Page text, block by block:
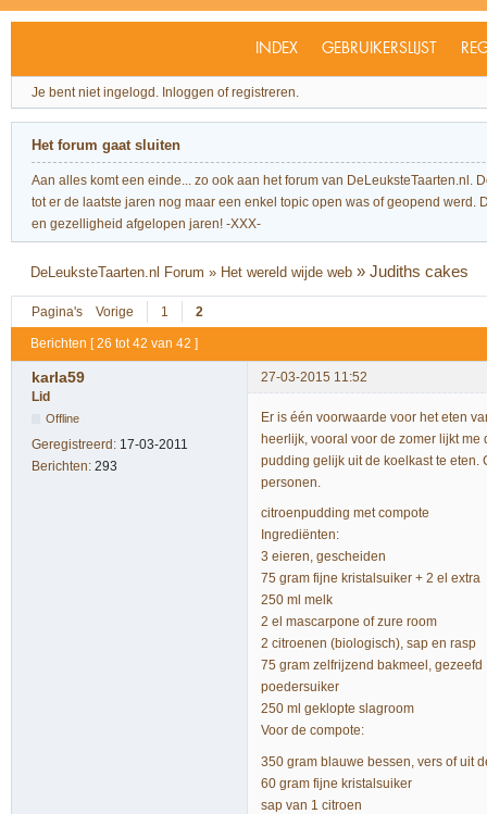
INDEX GEBRUIKERSLIJST
Je bent niet ingelogd. Inloggen of registreren.
Het forum gaat sluiten
Aan alles komt een einde... zo ook aan het forum van
tot er de laatste jaren nog maar een enkel topic open was of geopend
en gezelligheid afgelopen jaren! -XXX-
DeLeuksteTaarten.nl Forum » Het wereld wijde web »Judiths cakes
Pagina's Vorige 1 2
Berichten [ 26 tot 42 van 42 ]
karla59
27-03-2015 11:52
Lid
Offline
Geregistreerd: 17-03-2011
Berichten: 293
Er is één voorwaarde voor het eten
heerlijk, vooral voor de zomer lijkt
pudding gelijk uit de koelkast te eten.
personen.
citroenpudding met compote
Ingrediënten:
3 eieren, gescheiden
75 gram fijne kristalsuiker + 2 el extra
250 ml melk
2 el mascarpone of zure room
2 citroenen (biologisch), sap en rasp
75 gram zelfrijzend bakmeel, gezeefd
poedersuiker
250 ml geklopte slagroom
Voor de compote:
350 gram blauwe bessen, vers of uit
60 gram fijne kristalsuiker
sap van 1 citroen